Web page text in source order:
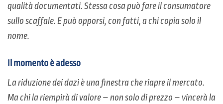
qualità documentati. Stessa cosa può fare il consumatore
sullo scaffale. E può opporsi, con fatti, a chi copia solo il
nome.
Il momento è adesso
La riduzione dei dazi è una finestra che riapre il mercato.
Ma chi la riempirà di valore – non solo di prezzo – vincerà la